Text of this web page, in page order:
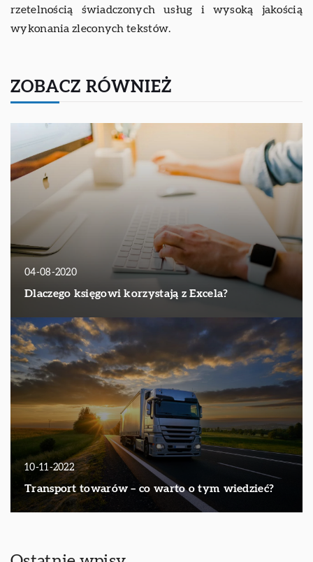
rzetelnością świadczonych usług i wysoką jakością
wykonania zleconych tekstów.
ZOBACZ RÓWNIEŻ
04-08-2020
Dlaczego księgowi korzystają z Excela?
10-11-2022
Transport towarów – co warto o tym wiedzieć?